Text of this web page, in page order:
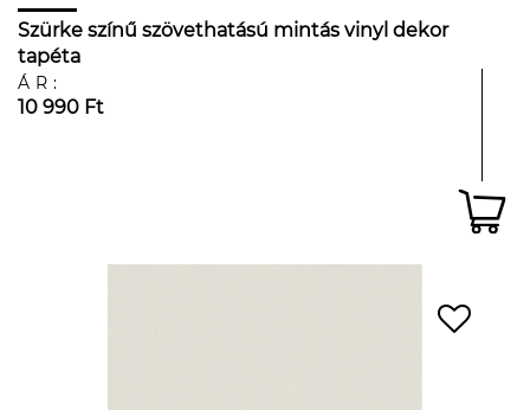
Szürke színű szövethatású mintás vinyl dekor
tapéta
ÁR:
10 990 Ft